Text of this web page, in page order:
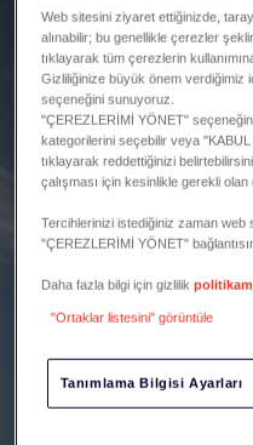
Web sitesini ziyaret ettiğinizde,
alınabilir; bu genellikle çerezler
tıklayarak tüm çerezlerin
Gizliliğinize büyük önem verdiğimiz
seçeneğini sunuyoruz.
"ÇEREZLERİMİ YÖNET"
kategorilerini seçebilir veya
tıklayarak reddettiğinizi
çalışması için kesinlikle gerekli
Tercihlerinizi istediğiniz zaman web
"ÇEREZLERİMİ YÖNET"
Daha fazla bilgi için gizlilik
"Ortaklar listesini" görüntüle
Tanımlama Bilgisi Ayarları